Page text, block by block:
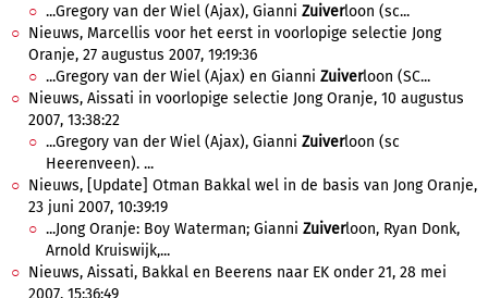
...Gregory van der Wiel (Ajax), Gianni Zuiverloon (sc...
Nieuws, Marcellis voor het eerst in voorlopige selectie Jong
Oranje, 27 augustus 2007, 19:19:36
...Gregory van der Wiel (Ajax) en Gianni Zuiverloon (SC...
Nieuws, Aissati in voorlopige selectie Jong Oranje, 10 augustus
2007, 13:38:22
...Gregory van der Wiel (Ajax), Gianni Zuiverloon (sc
Heerenveen). ...
Nieuws, [Update] Otman Bakkal wel in de basis van Jong Oranje,
23 juni 2007, 10:39:19
...Jong Oranje: Boy Waterman; Gianni Zuiverloon, Ryan Donk,
Arnold Kruiswijk,...
Nieuws, Aissati, Bakkal en Beerens naar EK onder 21, 28 mei
2007, 15:36:49